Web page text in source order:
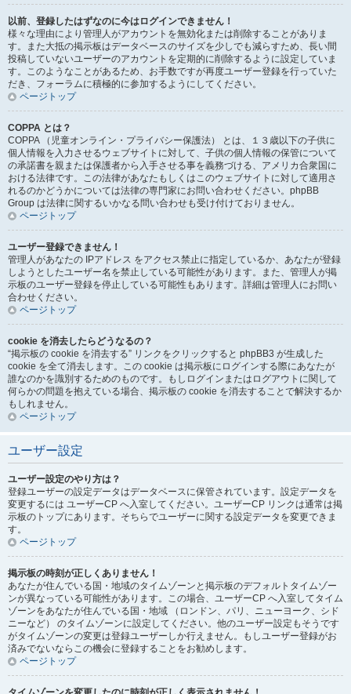
以前、登録したはずなのに今はログインできません！
様々な理由により管理人がアカウントを無効化または削除することがありま
す。また大抵の掲示板はデータベースのサイズを少しでも減らすため、長い間
投稿していないユーザーのアカウントを定期的に削除するように設定していま
す。このようなことがあるため、お手数ですが再度ユーザー登録を行っていた
だき、フォーラムに積極的に参加するようにしてください。
ページトップ
COPPA とは？
COPPA （児童オンライン・プライバシー保護法） とは、１３歳以下の子供に
個人情報を入力させるウェブサイトに対して、子供の個人情報の保管について
の承諾書を親または保護者から入手させる事を義務づける、アメリカ合衆国に
おける法律です。この法律があなたもしくはこのウェブサイトに対して適用さ
れるのかどうかについては法律の専門家にお問い合わせください。phpBB
Group は法律に関するいかなる問い合わせも受け付けておりません。
ページトップ
ユーザー登録できません！
管理人があなたの IPアドレス をアクセス禁止に指定しているか、あなたが登録
しようとしたユーザー名を禁止している可能性があります。また、管理人が掲
示板のユーザー登録を停止している可能性もあります。詳細は管理人にお問い
合わせください。
ページトップ
cookie を消去したらどうなるの？
“掲示板の cookie を消去する” リンクをクリックすると phpBB3 が生成した
cookie を全て消去します。この cookie は掲示板にログインする際にあなたが
誰なのかを識別するためのものです。もしログインまたはログアウトに関して
何らかの問題を抱えている場合、掲示板の cookie を消去することで解決するか
もしれません。
ページトップ
ユーザー設定
ユーザー設定のやり方は？
登録ユーザーの設定データはデータベースに保管されています。設定データを
変更するには ユーザーCP へ入室してください。ユーザーCP リンクは通常は掲
示板のトップにあります。そちらでユーザーに関する設定データを変更できま
す。
ページトップ
掲示板の時刻が正しくありません！
あなたが住んでいる国・地域のタイムゾーンと掲示板のデフォルトタイムゾー
ンが異なっている可能性があります。この場合、ユーザーCP へ入室してタイム
ゾーンをあなたが住んでいる国・地域 （ロンドン、パリ、ニューヨーク、シド
ニーなど） のタイムゾーンに設定してください。他のユーザー設定もそうです
がタイムゾーンの変更は登録ユーザーしか行えません。もしユーザー登録がお
済みでないならこの機会に登録することをお勧めします。
ページトップ